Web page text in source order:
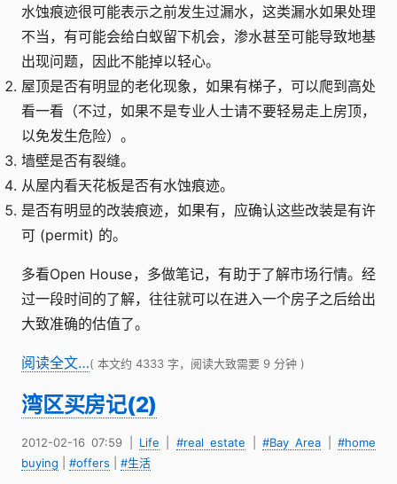
水蚀痕迹很可能表示之前发生过漏水，这类漏水如果处理
不当，有可能会给白蚁留下机会，渗水甚至可能导致地基
出现问题，因此不能掉以轻心。
屋顶是否有明显的老化现象，如果有梯子，可以爬到高处
看一看（不过，如果不是专业人士请不要轻易走上房顶，
以免发生危险）。
墙壁是否有裂缝。
从屋内看天花板是否有水蚀痕迹。
是否有明显的改装痕迹，如果有，应确认这些改装是有许
可 (permit) 的。
多看Open House，多做笔记，有助于了解市场行情。经
过一段时间的了解，往往就可以在进入一个房子之后给出
大致准确的估值了。
阅读全文…( 本文约 4333 字，阅读大致需要 9 分钟 )
湾区买房记(2)
2012-02-16 07:59 Life #real estate #Bay Area |#home
buying
#offers #生活